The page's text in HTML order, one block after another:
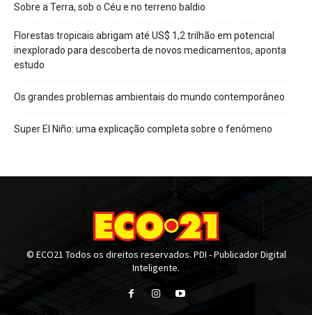
Sobre a Terra, sob o Céu e no terreno baldio
Florestas tropicais abrigam até US$ 1,2 trilhão em potencial
inexplorado para descoberta de novos medicamentos, aponta
estudo
Os grandes problemas ambientais do mundo contemporâneo
Super El Niño: uma explicação completa sobre o fenômeno
© ECO21 Todos os direitos reservados. PDI - Publicador Digital
Inteligente.